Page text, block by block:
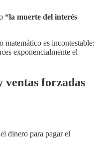
“la muerte del interés
matemático es incontestable:
exponencialmente el
ventas forzadas
dinero para pagar el